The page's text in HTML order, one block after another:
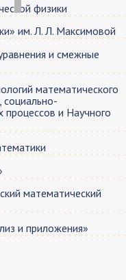
физики
им. Л. Л. Максимовой
и смежные
математического
социально-
процессов и Научного
математический
и приложения»